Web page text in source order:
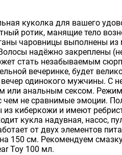
куколка для вашего
ротик, манящие тело
чаровницы выполнены из
надёжно закреплены
стать незабываемым
вечеринке, будет
вечер одинокого мужчины. С
или анальным сексом.
чем не сравнимые эмоции.
из киберкожи и имеют
кукла надувная, насос,
от двух элементов
150 см. Рекомендуем
Toy 100 мл.